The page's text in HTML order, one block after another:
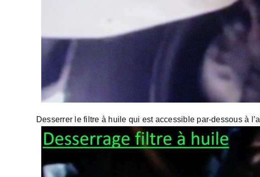
Desserrer le filtre à huile qui est accessible par-dessous à